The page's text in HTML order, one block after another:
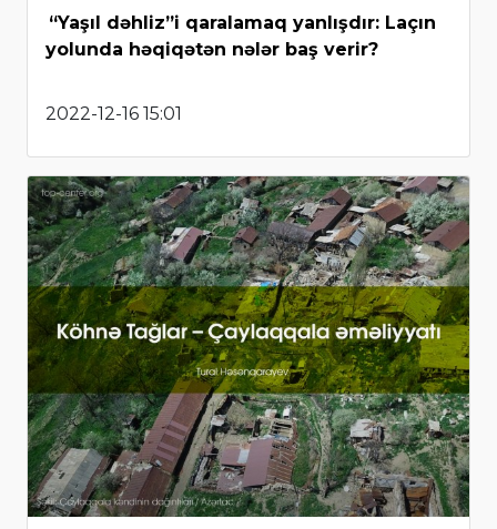
“Yaşıl dəhliz”i qaralamaq yanlışdır: Laçın
yolunda həqiqətən nələr baş verir?
2022-12-16 15:01